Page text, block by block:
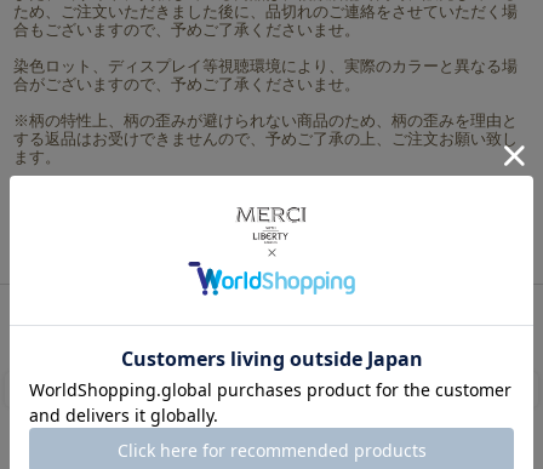
ため、ご注文いただきました後に、品切れのご連絡をさせていただく場
合もございますので、予めご了承くださいませ。
染色ロット、ディスプレイ等視聴環境により、実際のカラーと異なる場
合がございますので、予めご了承くださいませ。
※柄の特性上、柄の歪みが避けられない商品のため、柄の歪みを理由と
する返品はお受けできませんので、予めご了承の上、ご注文お願い致し
ます。
素材：綿100％(ローン地) MADE IN JAPAN 日本製
レビューを書く
この商品を見た人は、こちらの商品もチェックしています！